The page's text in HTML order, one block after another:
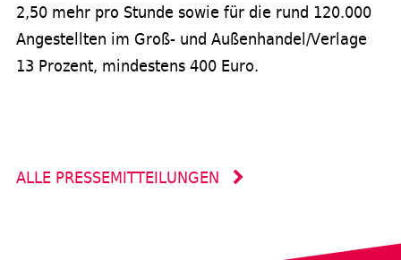
2,50 mehr pro Stunde sowie für die rund 120.000
Angestellten im Groß- und Außenhandel/Verlage
13 Prozent, mindestens 400 Euro.
ALLE PRESSEMITTEILUNGEN